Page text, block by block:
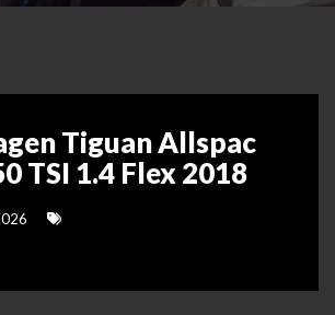
Tiguan Allspac
TSI 1.4 Flex 2018